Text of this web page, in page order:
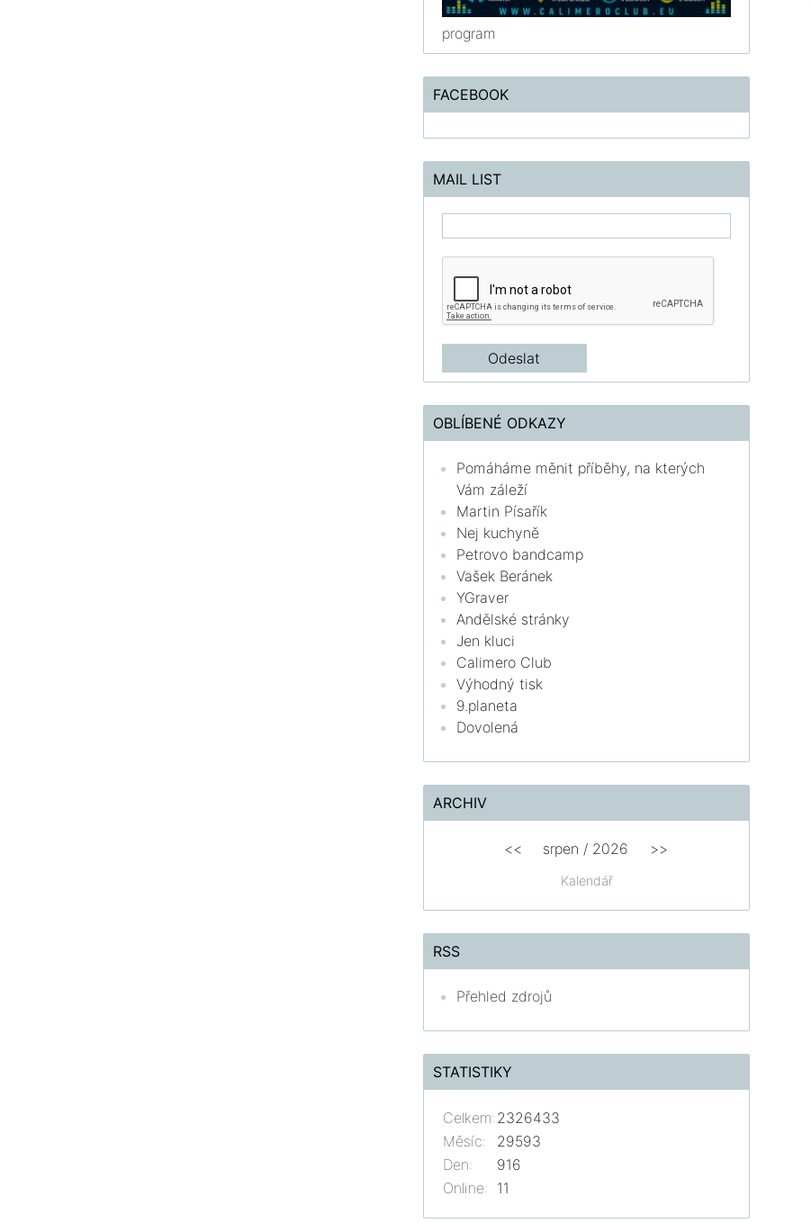
program
FACEBOOK
MAIL LIST
OBLÍBENÉ ODKAZY
Pomáháme měnit příběhy, na kterých
Vám záleží
Martin Písařík
Nej kuchyně
Petrovo bandcamp
Vašek Beránek
YGraver
Andělské stránky
Jen kluci
Calimero Club
Výhodný tisk
9.planeta
Dovolená
ARCHIV
Kalendář
<< srpen / 2026 >>
RSS
Přehled zdrojů
STATISTIKY
Online: 11
Celkem: 2326433
Měsíc:
29593
Den:
916